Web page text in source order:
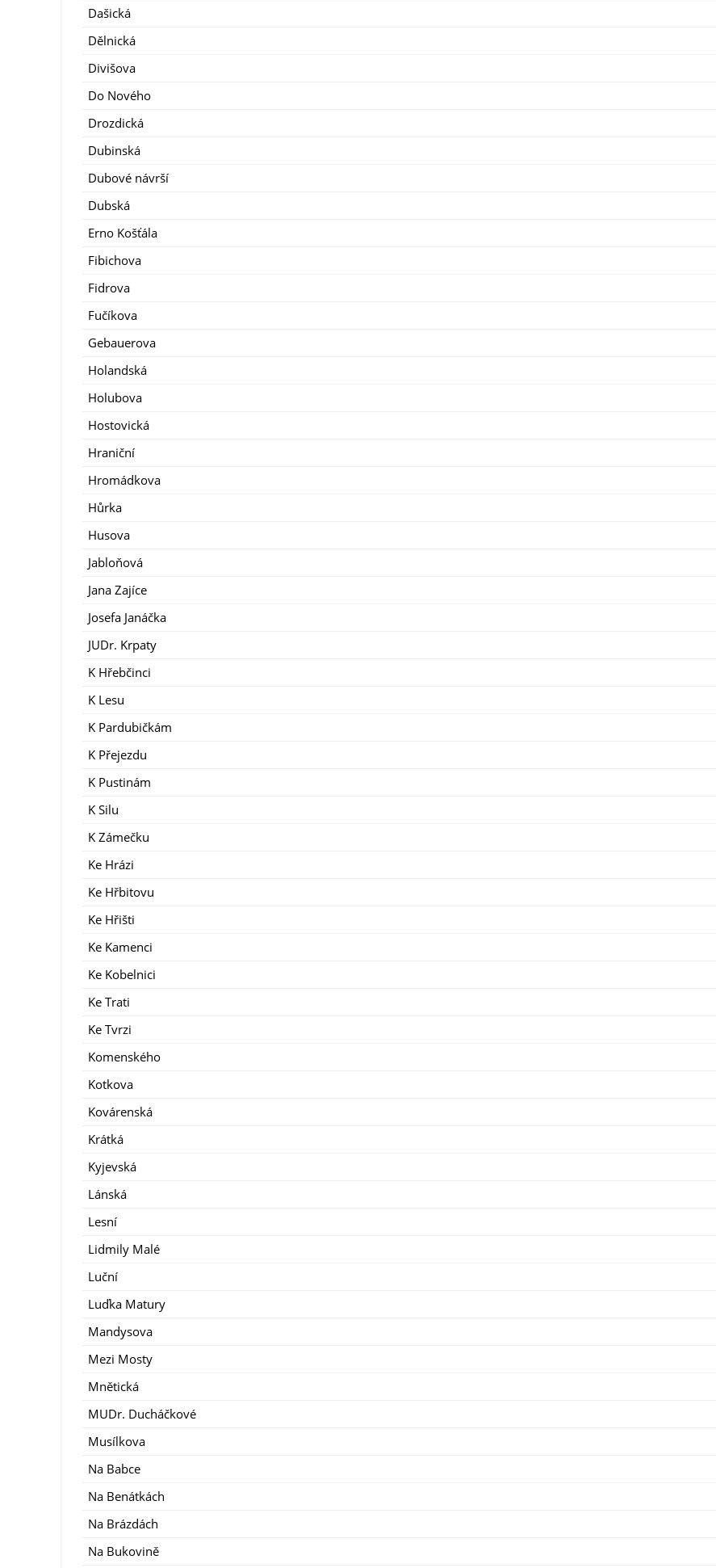
Dašická
Dělnická
Divišova
Do Nového
Drozdická
Dubinská
Dubové návrší
Dubská
Erno Košťála
Fibichova
Fidrova
Fučíkova
Gebauerova
Holandská
Holubova
Hostovická
Hraniční
Hromádkova
Hůrka
Husova
Jabloňová
Jana Zajíce
Josefa Janáčka
JUDr. Krpaty
K Hřebčinci
K Lesu
K Pardubičkám
K Přejezdu
K Pustinám
K Silu
K Zámečku
Ke Hrázi
Ke Hřbitovu
Ke Hřišti
Ke Kamenci
Ke Kobelnici
Ke Trati
Ke Tvrzi
Komenského
Kotkova
Kovárenská
Krátká
Kyjevská
Lánská
Lesní
Lidmily Malé
Luční
Luďka Matury
Mandysova
Mezi Mosty
Mnětická
MUDr. Ducháčkové
Musílkova
Na Babce
Na Benátkách
Na Brázdách
Na Bukovině